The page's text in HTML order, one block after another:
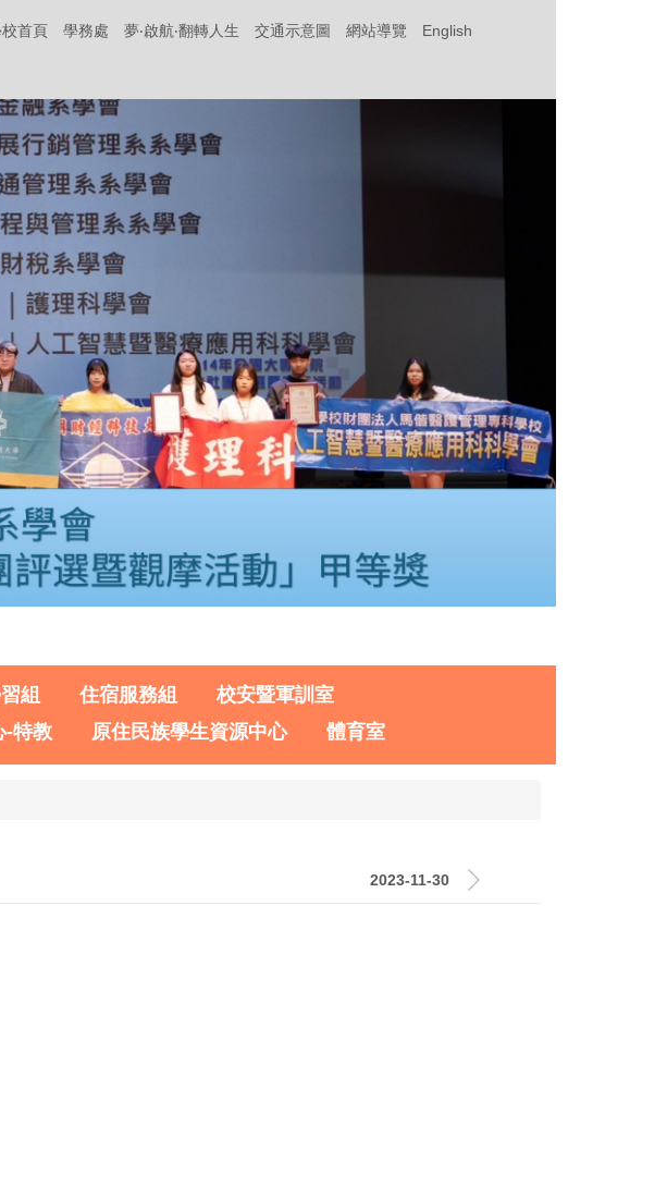
首頁 學務處 夢‧啟航‧翻轉人生 交通示意圖 網站導覽 English
組 住宿服務組
校安暨軍訓室
-特教 原住民族學生資源中心 體育室
2023-11-30